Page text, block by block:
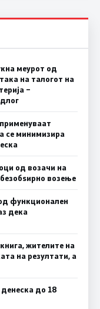
меурот од
на талогот на
–
се минимизира
од возачи на
возење
функционален
дека
жителите на
на резултати, а
до 18